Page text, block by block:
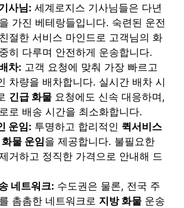
사님: 세계로지스 기사님들은 다년
가진 베테랑들입니다. 숙련된 운전
절한 서비스 마인드로 고객님의 화
히 다루며 안전하게 운송합니다.
차: 고객 요청에 맞춰 가장 빠르고
차량을 배차합니다. 실시간 배차 시
긴급 화물 요청에도 신속 대응하며,
로 배송 시간을 최소화합니다.
운임: 투명하고 합리적인 퀵서비스
화물 운임을 제공합니다. 불필요한
거하고 정직한 가격으로 안내해 드
네트워크: 수도권은 물론, 전국 주
촘촘한 네트워크로 지방 화물 운송